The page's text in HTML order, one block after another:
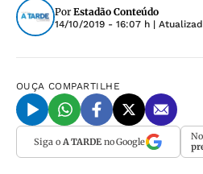
Por Estadão Conteúdo
14/10/2019 - 16:07 h |
OUÇA COMPARTILHE
Siga o A TARDEno Google